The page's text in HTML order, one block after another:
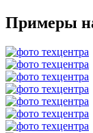
Примеры